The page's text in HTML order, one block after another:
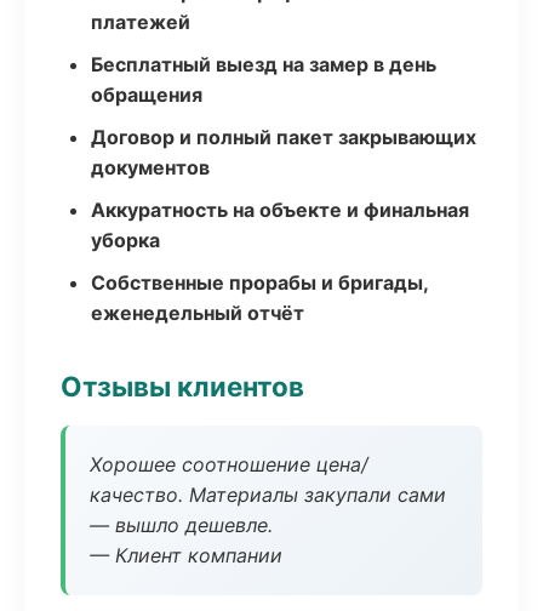
платежей
Бесплатный выезд на замер в день
обращения
Договор и полный пакет закрывающих
документов
Аккуратность на объекте и финальная
уборка
Собственные прорабы и бригады,
еженедельный отчёт
Отзывы клиентов
Хорошее соотношение цена/
качество. Материалы закупали сами
— вышло дешевле.
— Клиент компании